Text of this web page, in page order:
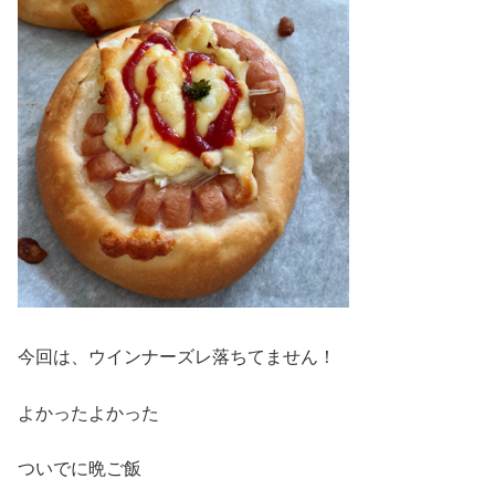
今回は、ウインナーズレ落ちてません！
よかったよかった
ついでに晩ご飯